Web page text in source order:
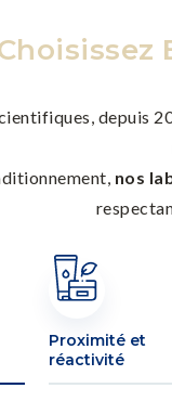
depuis
nos
Proximité et
réactivité